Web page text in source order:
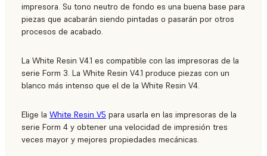
impresora. Su tono neutro de fondo es una buena base para
piezas que acabarán siendo pintadas o pasarán por otros
procesos de acabado.
La White Resin V4.1 es compatible con las impresoras de la
serie Form 3. La White Resin V4.1 produce piezas con un
blanco más intenso que el de la White Resin V4.
Elige la White Resin V5 para usarla en las impresoras de la
serie Form 4 y obtener una velocidad de impresión tres
veces mayor y mejores propiedades mecánicas.